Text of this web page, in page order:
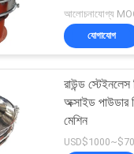
আলোচনাযোগ্য
যোগাযোগ
রাউন্ড
অক্সাইড পাউডার
মেশিন